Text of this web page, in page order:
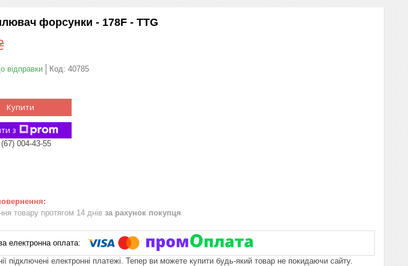
форсунки - 178F - TTG
відправки Код: 40785
Купити
з
004-43-55
товару протягом 14 днів за рахунок покупця
підключені електронні платежі. Тепер ви можете купити будь-який товар не покидаючи сайту.